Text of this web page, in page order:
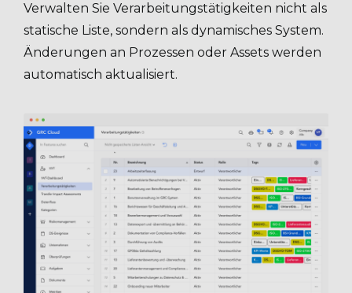
Verwalten Sie Verarbeitungstätigkeiten nicht als
statische Liste, sondern als dynamisches System.
Änderungen an Prozessen oder Assets werden
automatisch aktualisiert.